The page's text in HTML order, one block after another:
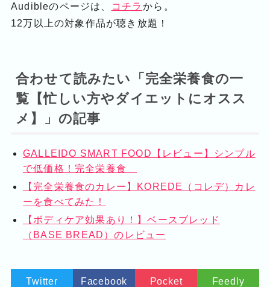
Audibleのページは、
コチラ から。
12万以上の対象作品が聴き放題！
合わせて読みたい「完全栄養食の一
覧【忙しい方やダイエットにオスス
メ】」の記事
GALLEIDO SMART FOOD【レビュー】シンプル
で低価格！完全栄養食
【完全栄養食のカレー】KOREDE（コレデ）カレ
ーを食べてみた！
【ボディケア効果あり！】ベースブレッド
（BASE BREAD）のレビュー
Twitter Facebook Pocket Feedly